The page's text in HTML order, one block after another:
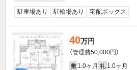
駐車場あり 駐輪場あり 宅配ボックス
40万円
（管理費50,000円）
敷 1.0ヶ月 礼 1.0ヶ月